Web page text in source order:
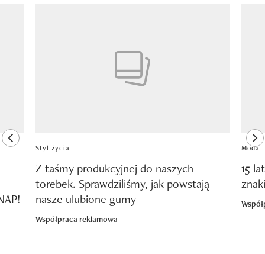
previous element
Styl życia
Z taśmy produkcyjnej do naszych
torebek. Sprawdziliśmy, jak powstają
nasze ulubione gumy
Współpraca reklamowa
Moda
15